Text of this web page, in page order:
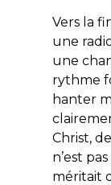
Vers la
une
une
rythme
hanter
Christ,
n’est
méritait